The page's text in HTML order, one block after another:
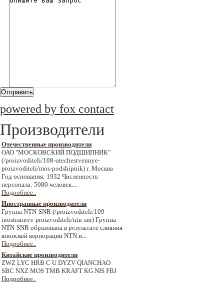
Отправить
powered by fox contact
Производители
Отечественные производители
ОАО "МОСКОВСКИЙ ПОДШИПНИК"
(/proizvoditeli/108-otechestvennye-
proizvoditeli/mos-podshipnik) г. Москва
Год основания: 1932 Численность
персонала: 5080 человек....
Подробнее..
Иностранные производители
Группа NTN-SNR (/proizvoditeli/109-
inostrannye-proizvoditeli/ntn-snr) Группа
NTN-SNR образована в результате слияния
японской корпорации NTN и...
Подробнее..
Китайские производители
ZWZ LYC HRB C U DYZV QIANCHAO
SBC NXZ MOS TMB KRAFT KG NIS FBJ
Подробнее..